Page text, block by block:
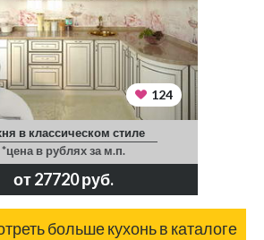
124
в классическом стиле
*цена в рублях за м.п.
от 27720 руб.
больше кухонь в каталоге